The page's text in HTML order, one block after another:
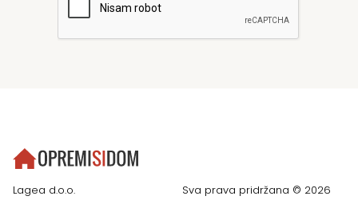
Lagea d.o.o.
Sva prava pridržana © 2026